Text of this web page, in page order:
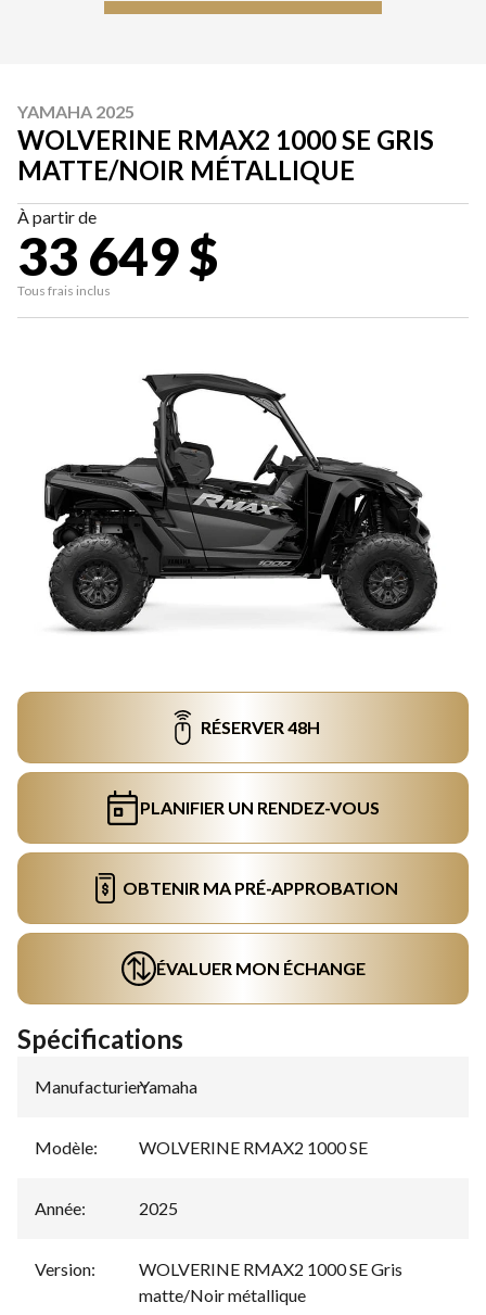
YAMAHA 2025
WOLVERINE RMAX2 1000 SE GRIS
MATTE/NOIR MÉTALLIQUE
À partir de
33 649 $
Tous frais inclus
RÉSERVER 48H
PLANIFIER UN RENDEZ-VOUS
OBTENIR MA PRÉ-APPROBATION
ÉVALUER MON ÉCHANGE
Spécifications
Manufacturier:
Yamaha
Modèle: WOLVERINE RMAX2 1000 SE
Année: 2025
Version:
WOLVERINE RMAX2 1000 SE Gris
matte/Noir métallique